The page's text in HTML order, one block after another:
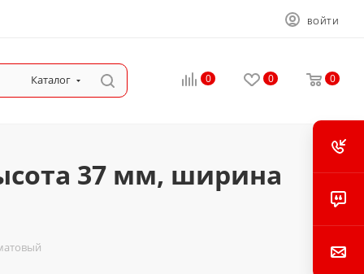
ВОЙТИ
Каталог 0 0 0
37 мм, ширина